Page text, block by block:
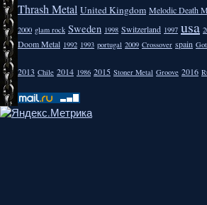
Thrash Metal United Kingdom Melodic Death
2000 glam rock Sweden 1998 Switzerland 1997 usa
Doom Metal 1992 1993 portugal 2009 Crossover spain
2013 Chile 2014 1986 2015 Stoner Metal Groove 2016